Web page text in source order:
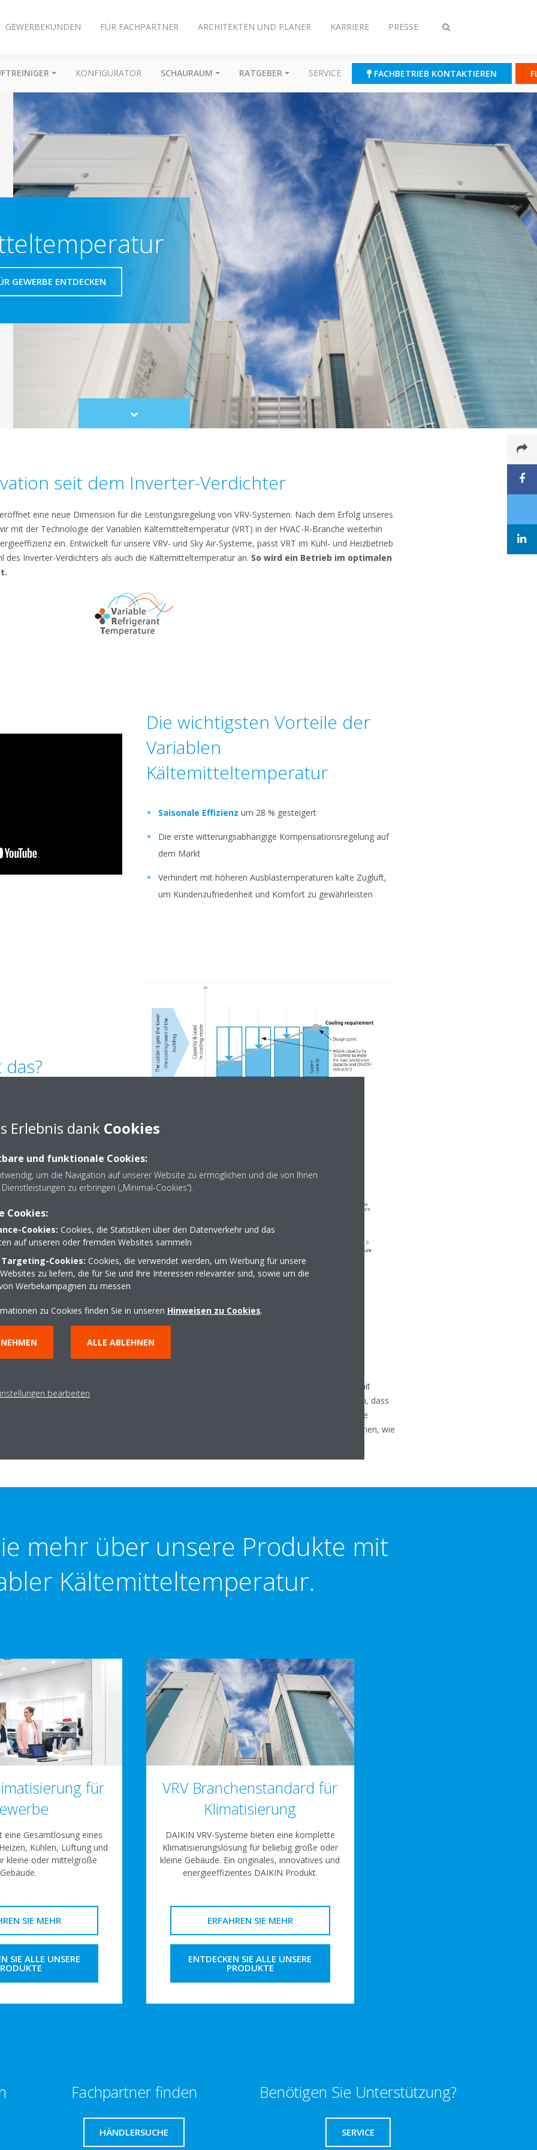
Suche
GEWERBEKUNDEN FÜR FACHPARTNER ARCHITEKTEN UND PLANER KARRIERE PRESSE
KONFIGURATOR SCHAURAUM RATGEBER SERVICE FACHBETRIEB KONTAKTIEREN
GEWERBE ENTDECKEN
Scroll
to
seit dem Inverter-Verdichter
eine neue Dimension für die Leistungsregelung von VRV-Systemen. Nach dem Erfolg unseres
mit der Technologie der Variablen Kältemitteltemperatur (VRT) in der HVAC-R-Branche weiterhin
ein. Entwickelt für unsere VRV- und Sky Air-Systeme, passt VRT im Kühl- und Heizbetrieb
des Inverter-Verdichters als auch die Kältemitteltemperatur an. So wird ein Betrieb im optimalen
Die wichtigsten Vorteile der
Variablen
Kältemitteltemperatur
Saisonale Effizienz um 28 % gesteigert
Die erste witterungsabhängige Kompensationsregelung auf
dem Markt
Verhindert mit höheren Ausblastemperaturen kalte Zugluft,
um Kundenzufriedenheit und Komfort zu gewährleisten
Ihr System automatisch an
an, während die
der Komfort verbessert
saisonalen Effizienz zu
über den Inverter-
der Verdampfung-
des Kältemittels.
Kältemitteltemperatur führten wir eine Studie durch, die die
(mit
VRV III(ohne variable Kältemitteltemperatur)
. Die Ergebnisse der Studie zeigen, dass
III. Während des Kühlens verbrauchte VRV IV bis zu
, während die
lag. Daikin arbeitet nebenbei auch immer an weiteren Innovationen, wie
mehr über unsere Produkte mit
Kältemitteltemperatur.
für
eine Gesamtlösung eines
Kühlen, Lüftung und
kleine oder mittelgroße
Gebäude.
SIE MEHR
SIE ALLE UNSERE
VRV Branchenstandard für
Klimatisierung
DAIKIN VRV-Systeme bieten eine komplette
Klimatisierungslösung für beliebig große oder
kleine Gebäude. Ein originales, innovatives und
energieeffizientes DAIKIN Produkt.
ERFAHREN SIE MEHR
ENTDECKEN SIE ALLE UNSERE
PRODUKTE
Fachpartner finden
HÄNDLERSUCHE
Benötigen Sie Unterstützung?
SERVICE
Erlebnis dank Cookies
und funktionale Cookies:
um die Navigation auf unserer Website zu ermöglichen und die von Ihnen
zu erbringen („Minimal-Cookies“).
Cookies:
Cookies: Cookies, die Statistiken über den Datenverkehr und das
auf unseren oder fremden Websites sammeln
Cookies: Cookies, die verwendet werden, um Werbung für unsere
zu liefern, die für Sie und Ihre Interessen relevanter sind, sowie um die
Werbekampagnen zu messen
zu Cookies finden Sie in unseren Hinweisen zu Cookies.
ALLE ABLEHNEN
bearbeiten